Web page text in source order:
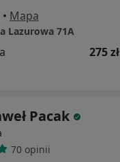
• Mapa
Lazurowa 71A
275 zł
Pacak
70 opinii